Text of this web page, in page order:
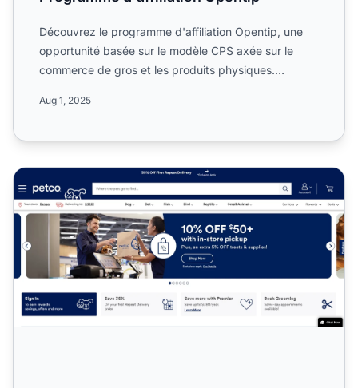
Découvrez le programme d'affiliation Opentip, une
opportunité basée sur le modèle CPS axée sur le
commerce de gros et les produits physiques.
Aug 1, 2025
Programme d'affiliation Petco